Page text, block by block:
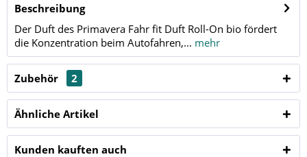
Beschreibung
Der Duft des Primavera Fahr fit Duft Roll-On bio fördert
die Konzentration beim Autofahren,... mehr
Zubehör 2
Ähnliche Artikel
Kunden kauften auch